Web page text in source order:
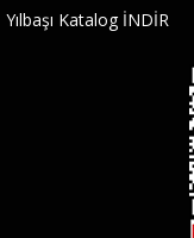
Yılbaşı Katalog İNDİR